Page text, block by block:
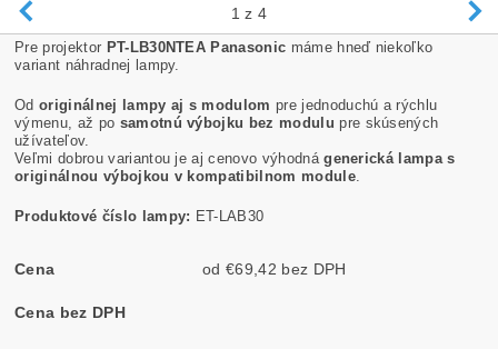
1 z 4
Pre projektor PT-LB30NTEA Panasonic máme hneď niekoľko
variant náhradnej lampy.
Odoriginálnej lampy aj s modulom pre jednoduchú a rýchlu
výmenu, až po samotnú výbojku bez modulu pre skúsených
užívateľov.
Veľmi dobrou variantou je aj cenovo výhodnágenerická lampa s
originálnou výbojkou v kompatibilnom module.
Produktové číslo lampy: ET-LAB30
Cena od €69,42 bez DPH
Cena bez DPH